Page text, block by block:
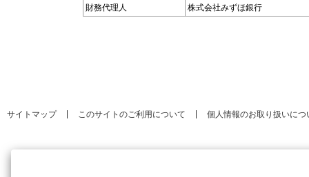
財務代理人 株式会社みずほ銀行
サイトマップ このサイトのご利用について 個人情報のお取り扱いにつ